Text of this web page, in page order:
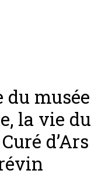
du musée
la vie du
d’Ars